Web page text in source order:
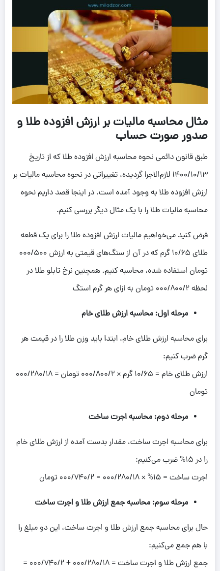
مثال محاسبه مالیات بر ارزش افزوده طلا و
صدور صورت حساب
طبق قانون دائمی نحوه محاسبه ارزش افزوده طلا که از تاریخ
1400/10/13 لازم‌الاجرا گردیده، تغییراتی در نحوه محاسبه مالیات بر
ارزش افزوده طلا به وجود آمده است. در اینجا قصد داریم نحوه
محاسبه مالیات طلا را با یک مثال دیگر بررسی کنیم.
فرض کنید می‌خواهیم مالیات ارزش افزوده طلا را برای یک قطعه
طلای 10/65 گرم که در آن از سنگ‌های قیمتی به ارزش 000/500
تومان استفاده شده، محاسبه کنیم. همچنین نرخ تابلو طلا در
لحظه 000/800/2 تومان به ازای هر گرم استگ
مرحله اول: محاسبه ارزش طلای خام
برای محاسبه ارزش طلای خام، ابتدا باید وزن طلا را در قیمت هر
گرم ضرب کنیم:
ارزش طلای خام = 10/65 گرم × 000/800/2 تومان = 000/280/18
تومان
مرحله دوم: محاسبه اجرت ساخت
برای محاسبه اجرت ساخت، مقدار بدست آمده از ارزش طلای خام
را در ۱۵% ضرب می‌کنیم:
اجرت ساخت = 15% × 000/280/18 = 000/740/2 تومان
مرحله سوم: محاسبه جمع ارزش طلا و اجرت ساخت
حال برای محاسبه جمع ارزش طلا و اجرت ساخت، این دو مبلغ را
با هم جمع می‌کنیم:
جمع ارزش طلا و اجرت ساخت = 000/280/18 + 000/740/2 =